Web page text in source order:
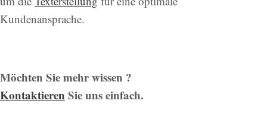
Kundenansprache.
Möchten Sie mehr wissen ?
Kontaktieren Sie uns einfach.